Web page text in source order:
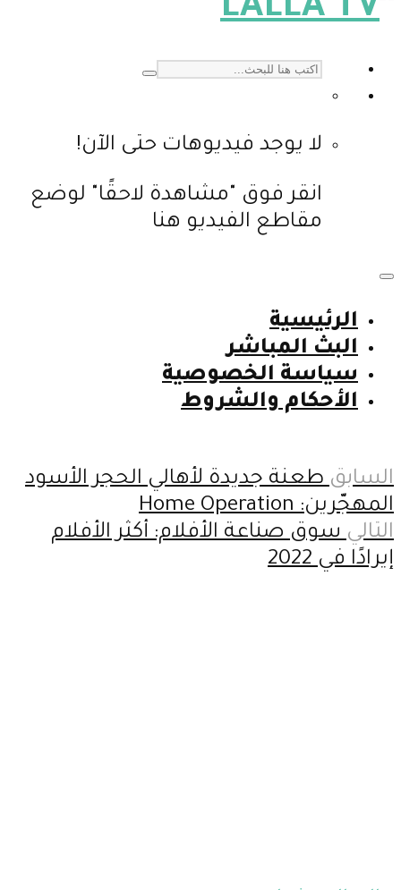
لا يوجد فيديوهات حتى الآن!
انقر فوق "مشاهدة لاحقًا" لوضع
مقاطع الفيديو هنا
الرئيسية
البث المباشر
سياسة الخصوصية
الأحكام والشروط
السابق طعنة جديدة لأهالي الحجر الأسود
المهجّرين: Home Operation
التالي سوق صناعة الأفلام: أكثر الأفلام
إيرادًا في 2022